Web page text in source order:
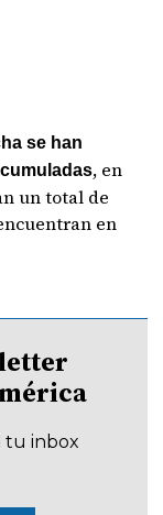
se han
, en
un total de
en
tu inbox